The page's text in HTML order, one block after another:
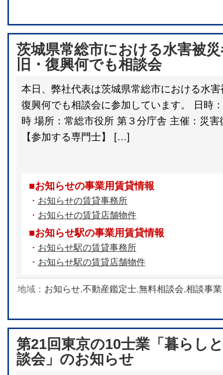
茨城県常総市における水害被
旧・復興何でも相談会
本日、弊社代表は茨城県常総市における水
復興何でも相談会に参加しています。 日時
時 場所：常総市役所 第３分庁舎 主催：災
【参加する専門士】 […]
■お知らせの事業用賃貸情報
・ お知らせの賃貸事務所
・ お知らせの賃貸店舗物件
■お知らせ駅の事業用賃貸情報
・ お知らせ駅の賃貸事務所
・ お知らせ駅の賃貸店舗物件
地域： お知らせ,不動産鑑定士,無料相談会,相談事業
第21回東京の10士業「暮らし
談会」のお知らせ